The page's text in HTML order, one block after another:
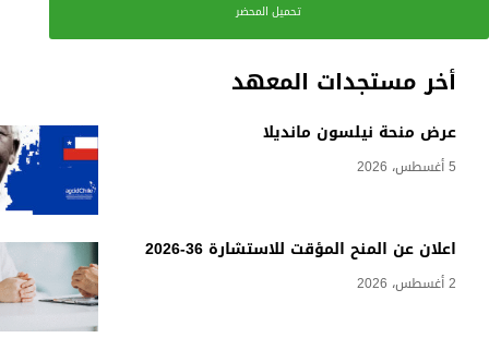
أخر مستجدات المعهد
عرض منحة نيلسون مانديلا
5 أغسطس، 2026
اعلان عن المنح المؤقت للاستشارة 36-2026
2 أغسطس، 2026
تحميل المحضر